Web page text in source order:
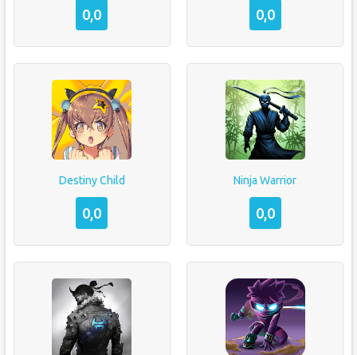
0,0 0,0
Destiny Child
0,0
Ninja Warrior
0,0